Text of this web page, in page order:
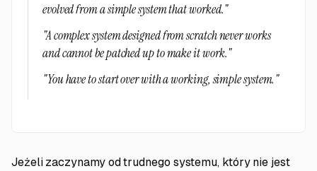
evolved from a simple system that worked."
"A complex system designed from scratch never works
and cannot be patched up to make it work."
"You have to start over with a working, simple system."
Jeżeli zaczynamy od trudnego systemu, który nie jest